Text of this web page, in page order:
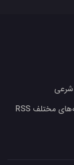
شرعی
با استفاده از لینک‌های زیر می‌توانید، به نسخه‌های مختلف RSS